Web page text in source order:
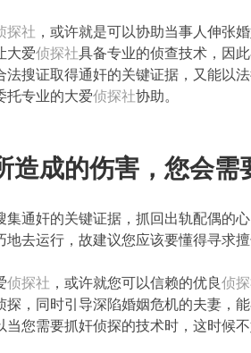
探社 ，或许就是可以协助当事人伸张
大爱侦探社具备专业的侦查技术，因
法搜证取得通奸的关键证据，又能以
托专业的大爱侦探社协助。
造成的伤害，您会需
集通奸的关键证据，抓回出轨配偶的
地去运行，故建议您应该要懂得寻求
侦探社 ，或许就您可以信赖的优良侦
探，同时引导深陷婚姻危机的夫妻，
当您需要抓奸侦探的技术时，这时候